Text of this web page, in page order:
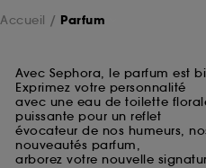
Accueil Parfum
Avec Sephora, le parfum est
Exprimez votre personnalité
avec une eau de toilette
puissante pour un reflet
évocateur de nos humeurs,
nouveautés parfum,
arborez votre nouvelle